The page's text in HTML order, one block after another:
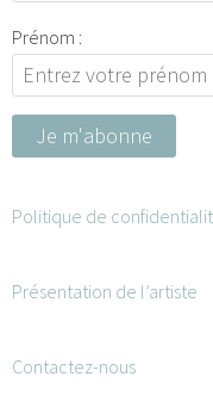
Prénom :
Politique de
Présentation de l’artiste
Contactez-nous